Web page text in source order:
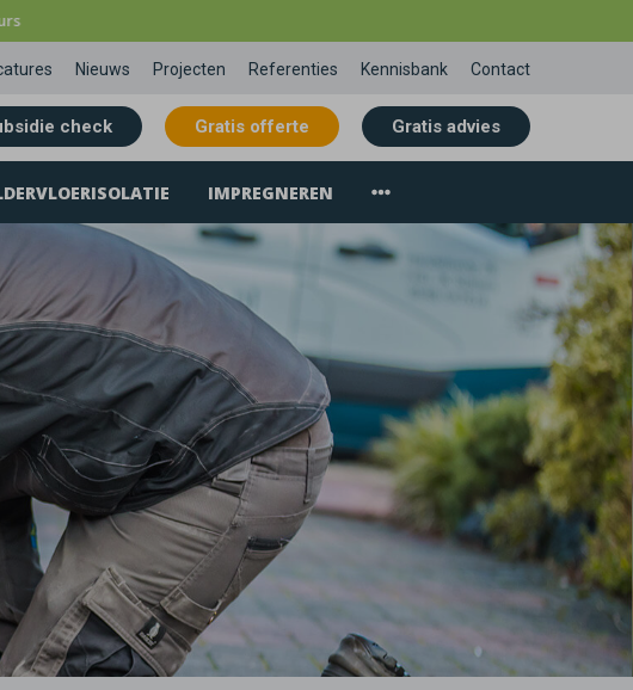
Nieuws Projecten Referenties Kennisbank Contact
check Gratis offerte Gratis advies
IMPREGNEREN